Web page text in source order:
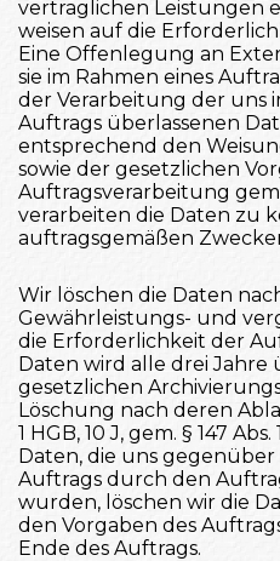
vertraglichen Leistungen
weisen auf die
Eine Offenlegung an
sie im Rahmen eines
der Verarbeitung der uns
Auftrags überlassenen
entsprechend den
sowie der gesetzlichen
Auftragsverarbeitung
verarbeiten die Daten zu
auftragsgemäßen
Wir löschen die Daten
Gewährleistungs- und
die Erforderlichkeit der
Daten wird alle drei
gesetzlichen
Löschung nach deren
1 HGB, 10 J, gem. § 147
Daten, die uns gegenüber
Auftrags durch den
wurden, löschen wir die
den Vorgaben des
Ende des Auftrags.